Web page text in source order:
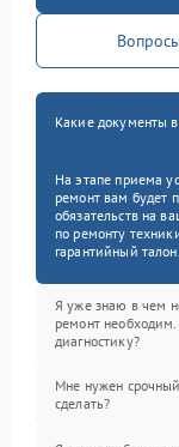
Какие документы
На этапе приема
ремонт вам будет
обязательств на
по ремонту
гарантийный талон.
Я уже знаю в чем
ремонт
диагностику?
Мне нужен
сделать?